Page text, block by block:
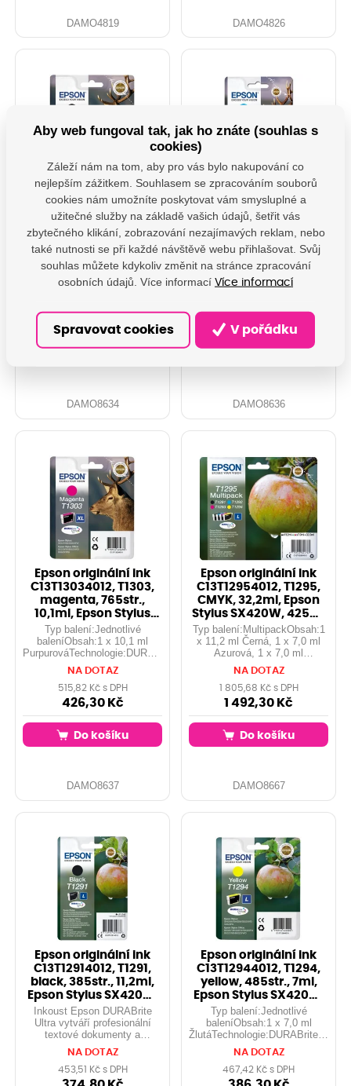
DAMO4819 DAMO4826
Epson originální ink
C13T13014012, T1301,
black, 945str., 25,4ml,
Epson Stylus Office
BX62
Typ balení:Jednotlivé
baleníObsah:1 x 25,4 ml
ČernáTechnologie:DURABrite™
UltraZkratka:T1301Symbol:Jelen...
DAMO8634
Epson originální ink
C13T13024012, T1302,
cyan, 765str., 10,1ml,
Epson Stylus Office
BX320
Typ balení:Jednotlivé
baleníObsah:1 x 10,1 ml
AzurováTechnologie:DURABrite™
UltraZkratka:T1302Symbol:Jelen...
NA DOTAZ
420,80 Kč
DAMO8636
Epson originální ink
C13T13034012, T1303,
magenta, 765str.,
10,1ml, Epson Stylus
Office BX
Typ balení:Jednotlivé
baleníObsah:1 x 10,1 ml
PurpurováTechnologie:DURABrite™
UltraZkratka:T1303Symbol:Jelen...
NA DOTAZ
515,82 Kč s DPH
426,30 Kč
Do košíku
DAMO8637
Epson originální ink
C13T12954012, T1295,
CMYK, 32,2ml, Epson
Stylus SX420W, 425W,
Stylus
Typ balení:MultipackObsah:1
x 11,2 ml Černá, 1 x 7,0 ml
Azurová, 1 x 7,0 ml
Purpurová, 1 x 7,0 ml
ŽlutáTechnologie:DURABrite™
NA DOTAZ
1 805,68 Kč s DPH
1 492,30 Kč
Do košíku
DAMO8667
Epson originální ink
C13T12914012, T1291,
black, 385str., 11,2ml,
Epson Stylus SX420W,
425
Inkoust Epson DURABrite
Ultra vytváří profesionální
textové dokumenty a
fotografie v laboratorní kvalitě,
které mají nejen dokonalý
vzhled, ale jsou také odolné
vůči vodě, rozmazání a
NA DOTAZ
453,51 Kč s DPH
Epson originální ink
C13T12944012, T1294,
yellow, 485str., 7ml,
Epson Stylus SX420W,
425W,
Typ balení:Jednotlivé
baleníObsah:1 x 7,0 ml
ŽlutáTechnologie:DURABrite™
NA DOTAZ
467,42 Kč s DPH
Aby web fungoval tak, jak ho znáte (souhlas s
cookies)
Záleží nám na tom, aby pro vás bylo nakupování co
nejlepším zážitkem. Souhlasem se zpracováním souborů
cookies nám umožníte poskytovat vám smysluplné a
užitečné služby na základě vašich údajů, šetřit vás
zbytečného klikání, zobrazování nezajímavých reklam, nebo
také nutnosti se při každé návštěvě webu přihlašovat. Svůj
souhlas můžete kdykoliv změnit na stránce zpracování
osobních údajů. Více informací Více informací
Spravovat cookies V pořádku